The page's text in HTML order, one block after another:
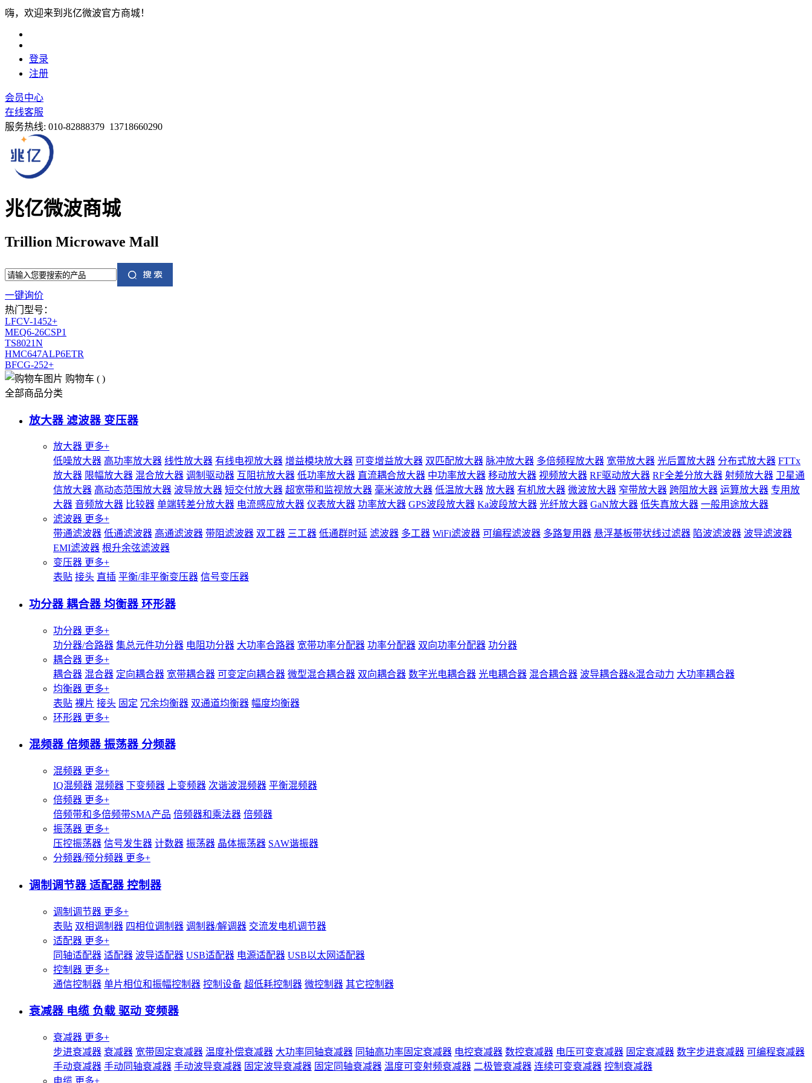
嗨，欢迎来到兆亿微波官方商城！
登录
注册
会员中心
在线客服
服务热线: 010-82888379 13718660290
兆亿微波商城
Trillion Microwave Mall
一键询价
热门型号：
LFCV-1452+
MEQ6-26CSP1
TS8021N
HMC647ALP6ETR
BFCG-252+
购物车 ( )
全部商品分类
放大器 滤波器 变压器
放大器 更多+
低噪放大器 高功率放大器 线性放大器 有线电视放大器 增益模块放大器 可变增益放大器 双匹配放大器 脉冲放大器 多倍频程放大器 宽带放大器 光后置放大器 分布式放大器 FTTx
放大器 限幅放大器 混合放大器 调制驱动器 互阻抗放大器 低功率放大器 直流耦合放大器 中功率放大器 移动放大器 视频放大器 RF驱动放大器 RF全差分放大器 射频放大器 卫星通
信放大器 高动态范围放大器 波导放大器 短交付放大器 超宽带和监视放大器 毫米波放大器 低温放大器 放大器 有机放大器 微波放大器 窄带放大器 跨阻放大器 运算放大器 专用放
大器 音频放大器 比较器 单端转差分放大器 电流感应放大器 仪表放大器 功率放大器 GPS波段放大器 Ka波段放大器 光纤放大器 GaN放大器 低失真放大器 一般用途放大器
滤波器 更多+
带通滤波器 低通滤波器 高通滤波器 带阻滤波器 双工器 三工器 低通群时延 滤波器 多工器 WiFi滤波器 可编程滤波器 多路复用器 悬浮基板带状线过滤器 陷波滤波器 波导滤波器
EMI滤波器 根升余弦滤波器
变压器 更多+
表贴 接头 直插 平衡/非平衡变压器 信号变压器
功分器 耦合器 均衡器 环形器
功分器 更多+
功分器/合路器 集总元件功分器 电阻功分器 大功率合路器 宽带功率分配器 功率分配器 双向功率分配器 功分器
耦合器 更多+
耦合器 混合器 定向耦合器 宽带耦合器 可变定向耦合器 微型混合耦合器 双向耦合器 数字光电耦合器 光电耦合器 混合耦合器 波导耦合器&混合动力 大功率耦合器
均衡器 更多+
表贴 裸片 接头 固定 冗余均衡器 双通道均衡器 幅度均衡器
环形器 更多+
混频器 倍频器 振荡器 分频器
混频器 更多+
IQ混频器 混频器 下变频器 上变频器 次谐波混频器 平衡混频器
倍频器 更多+
倍频带和多倍频带SMA产品 倍频器和乘法器 倍频器
振荡器 更多+
压控振荡器 信号发生器 计数器 振荡器 晶体振荡器 SAW谐振器
分频器/预分频器 更多+
调制调节器 适配器 控制器
调制调节器 更多+
表贴 双相调制器 四相位调制器 调制器/解调器 交流发电机调节器
适配器 更多+
同轴适配器 适配器 波导适配器 USB适配器 电源适配器 USB以太网适配器
控制器 更多+
通信控制器 单片相位和振幅控制器 控制设备 超低耗控制器 微控制器 其它控制器
衰减器 电缆 负载 驱动 变频器
衰减器 更多+
步进衰减器 衰减器 宽带固定衰减器 温度补偿衰减器 大功率同轴衰减器 同轴高功率固定衰减器 电控衰减器 数控衰减器 电压可变衰减器 固定衰减器 数字步进衰减器 可编程衰减器
手动衰减器 手动同轴衰减器 手动波导衰减器 固定波导衰减器 固定同轴衰减器 温度可变射频衰减器 二极管衰减器 连续可变衰减器 控制衰减器
电缆 更多+